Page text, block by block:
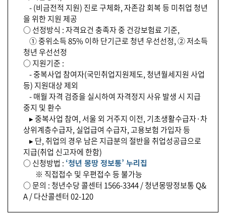
- (비금전적 지원) 진로 구체화, 자존감 회복 등 미취업 청년
을 위한 지원 제공
○ 선정방식 : 자격요건 충족자 중 건강보험료 기준,
➀ 중위소득 85% 이하 단기근로 청년 우선선정, ② 저소득
청년 우선선정
○ 지원기준 :
- 중복사업 참여자(국민취업지원제도, 청년월세지원 사업
등) 지원대상 제외
- 매월 자격 검증을 실시하여 자격정지 사유 발생 시 지급
중지 및 환수
▸ 중복사업 참여, 서울 외 거주지 이전, 기초생활수급자·차
상위계층수급자, 실업급여 수급자, 고용보험 가입자 등
▸ 단, 취업의 경우 남은 지급분의 절반을 취업성공급으로
지급(취업 신고자에 한함)
○ 신청방법 : ‘청년 몽땅 정보통’ 누리집
※ 직접접수 및 우편접수 등 불가능
○ 문의 : 청년수당 콜센터 1566-3344 / 청년몽땅정보통 Q&
A / 다산콜센터 02-120